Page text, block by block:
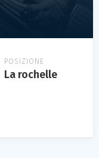
POSIZIONE
La rochelle